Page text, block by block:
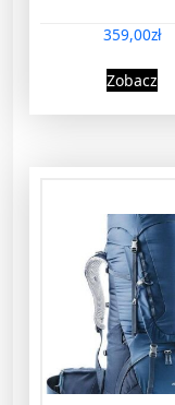
359,00zł
Zobacz